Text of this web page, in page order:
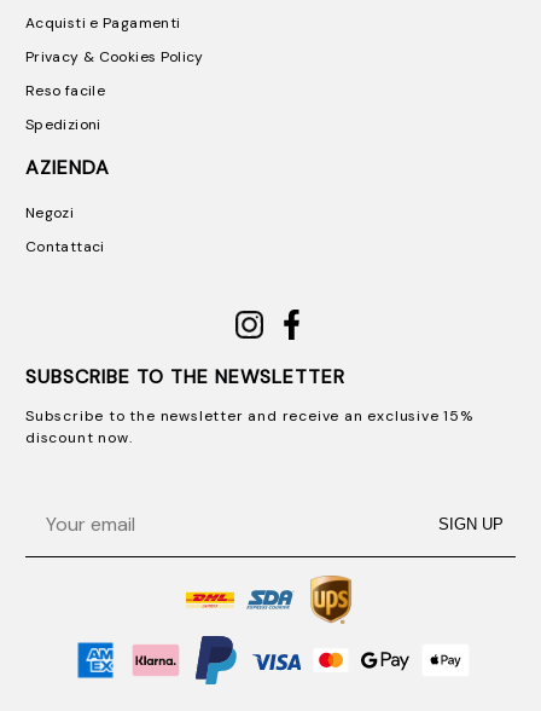
Acquisti e Pagamenti
Privacy & Cookies Policy
Reso facile
Spedizioni
AZIENDA
Negozi
Contattaci
SUBSCRIBE TO THE NEWSLETTER
Subscribe to the newsletter and receive an exclusive 15%
discount now.
SIGN UP